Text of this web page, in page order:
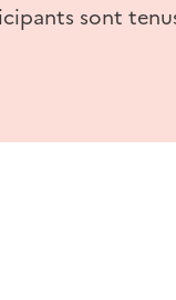
sont